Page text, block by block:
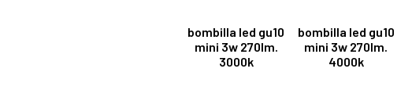
bombilla led gu10
mini 3w 270lm.
3000k
bombilla led gu10
mini 3w 270lm.
4000k